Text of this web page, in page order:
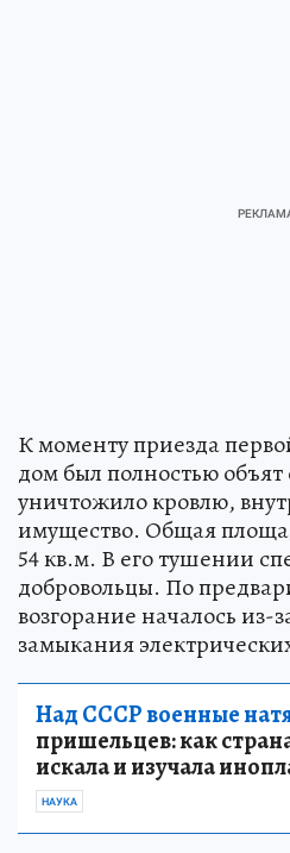
К моменту приезда
дом был полностью
уничтожило кровлю,
имущество. Общая
54 кв.м. В его тушении
добровольцы. По
возгорание началось из-
замыкания
Над СССР военные
пришельцев: как
искала и изучала
НАУКА